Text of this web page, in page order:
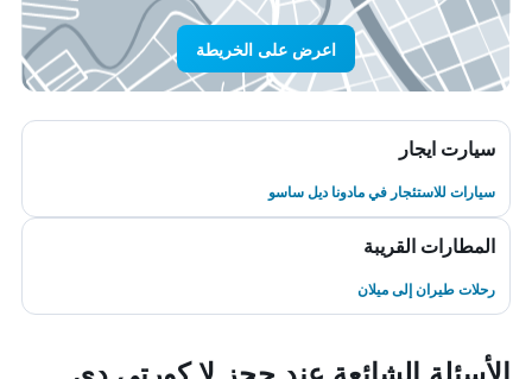
اعرض على الخريطة
سيارت ايجار
سيارات للاستئجار في مادونا ديل ساسو
المطارات القريبة
رحلات طيران إلى ميلان